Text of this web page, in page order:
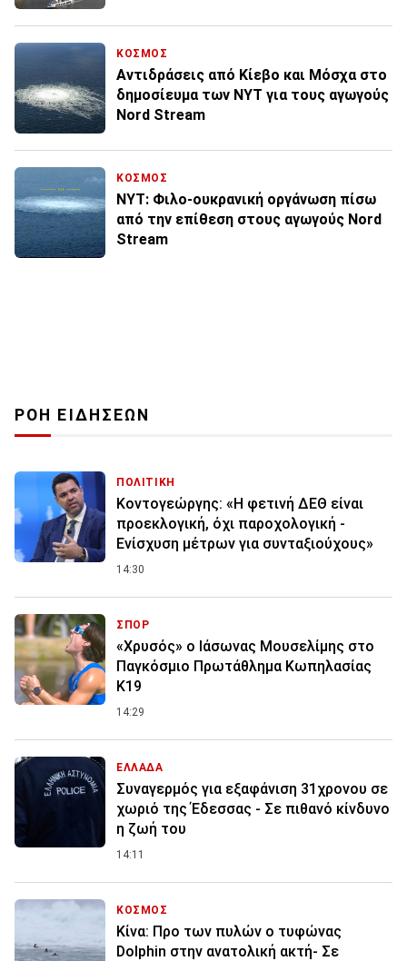
ΚΟΣΜΟΣ
Αντιδράσεις από Κίεβο και Μόσχα στο
δημοσίευμα των NΥΤ για τους αγωγούς
Nord Stream
ΚΟΣΜΟΣ
NYT: Φιλο-ουκρανική οργάνωση πίσω
από την επίθεση στους αγωγούς Nord
Stream
ΡΟΗ ΕΙΔΗΣΕΩΝ
ΠΟΛΙΤΙΚΗ
Κοντογεώργης: «Η φετινή ΔΕΘ είναι
προεκλογική, όχι παροχολογική -
Ενίσχυση μέτρων για συνταξιούχους»
14:30
ΣΠΟΡ
«Χρυσός» ο Ιάσωνας Μουσελίμης στο
Παγκόσμιο Πρωτάθλημα Κωπηλασίας
Κ19
14:29
ΕΛΛΑΔΑ
Συναγερμός για εξαφάνιση 31χρονου σε
χωριό της Έδεσσας - Σε πιθανό κίνδυνο
η ζωή του
14:11
ΚΟΣΜΟΣ
Κίνα: Προ των πυλών ο τυφώνας
Dolphin στην ανατολική ακτή- Σε